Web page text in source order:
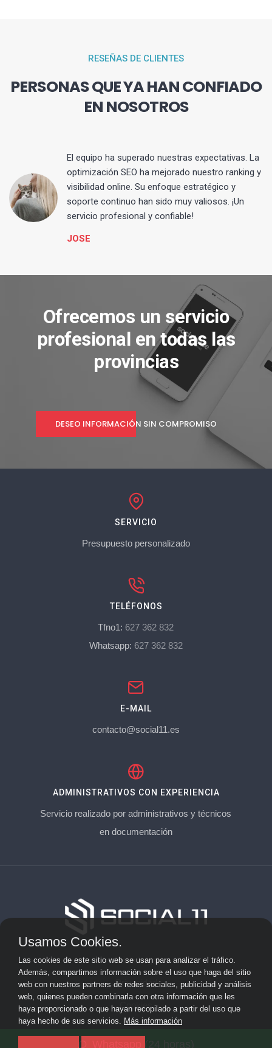
RESEÑAS DE CLIENTES
PERSONAS QUE YA HAN CONFIADO
EN NOSOTROS
El equipo ha superado nuestras expectativas. La
optimización SEO ha mejorado nuestro ranking y
visibilidad online. Su enfoque estratégico y
soporte continuo han sido muy valiosos. ¡Un
servicio profesional y confiable!
JOSE
Ofrecemos un servicio
profesional en todas las
provincias
DESEO INFORMACIÓN SIN COMPROMISO
SERVICIO
Presupuesto personalizado
TELÉFONOS
Tfno1: 627 362 832
Whatsapp: 627 362 832
E-MAIL
contacto@social11.es
ADMINISTRATIVOS CON EXPERIENCIA
Servicio realizado por administrativos y técnicos
en documentación
Aviso Legal
Privacidad
Cookies
Usamos Cookies.
Las cookies de este sitio web se usan para analizar el tráfico.
Además, compartimos información sobre el uso que haga del sitio
web con nuestros partners de redes sociales, publicidad y análisis
web, quienes pueden combinarla con otra información que les
haya proporcionado o que hayan recopilado a partir del uso que
haya hecho de sus servicios. Más información